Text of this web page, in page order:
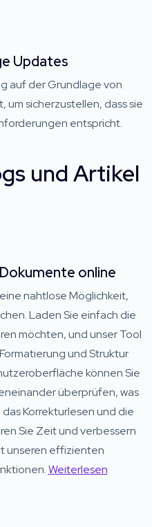
Updates
auf der Grundlage von
sicherzustellen, dass sie
entspricht.
und Artikel
online
nahtlose Möglichkeit,
Laden Sie einfach die
möchten, und unser Tool
und Struktur
können Sie
überprüfen, was
Korrekturlesen und die
Sie Zeit und verbessern
unseren effizienten
Weiterlesen